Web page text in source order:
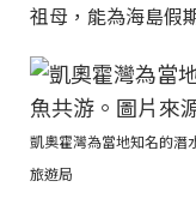
祖母，能為海島假
凱奧霍灣為當地知名的潛
旅遊局